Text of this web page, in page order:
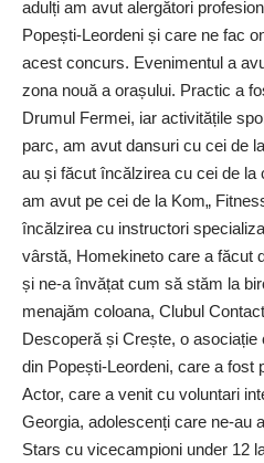
adulți am avut alergători
Popești-Leordeni și care ne fac
acest concurs. Evenimentul a
zona nouă a orașului. Practic a
Drumul Fermei, iar activitățile
parc, am avut dansuri cu cei de
au și făcut încălzirea cu cei de la
am avut pe cei de la Kom„
încălzirea cu instructori
vârstă, Homekineto care a făcut
și ne-a învățat cum să stăm la
menajăm coloana, Clubul
Descoperă și Crește, o
din Popești-Leordeni, care a fost
Actor, care a venit cu voluntari
Georgia, adolescenți care ne-au
Stars cu vicecampioni under 12